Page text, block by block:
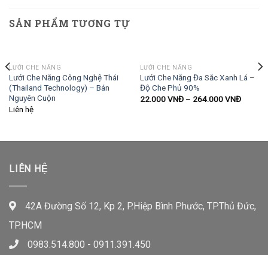
SẢN PHẨM TƯƠNG TỰ
LƯỚI CHE NẮNG
Lưới Che Nắng Công Nghệ Thái
(Thailand Technology) – Bán
Nguyên Cuộn
Liên hệ
LƯỚI CHE NẮNG
Lưới Che Nắng Đa Sắc Xanh Lá –
Độ Che Phủ 90%
22.000VNĐ– 264.000VNĐ
LIÊN HỆ
42A Đường Số 12, Kp 2, P.Hiệp Bình Phước, TP.Thủ Đức,
TP.HCM
0983.514.800 - 0911.391.450